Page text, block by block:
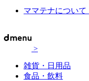
ママテナについて
>
雑貨・日用品
食品・飲料